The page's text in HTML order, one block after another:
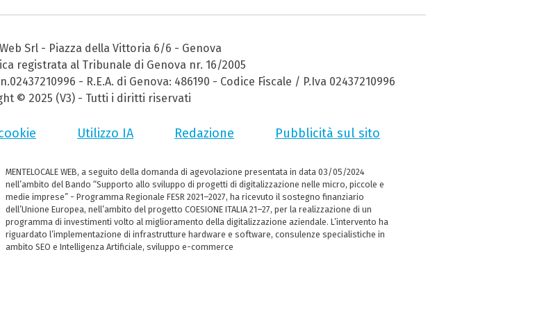
Srl - Piazza della Vittoria 6/6 - Genova
registrata al Tribunale di Genova nr. 16/2005
- R.E.A. di Genova: 486190 - Codice Fiscale / P.Iva 02437210996
© 2025 (V3) - Tutti i diritti riservati
Utilizzo IA Redazione Pubblicità sul sito
MENTELOCALE WEB, a seguito della domanda di agevolazione presentata in data 03/05/2024
nell’ambito del Bando “Supporto allo sviluppo di progetti di digitalizzazione nelle micro, piccole e
medie imprese” - Programma Regionale FESR 2021–2027, ha ricevuto il sostegno finanziario
dell’Unione Europea, nell’ambito del progetto COESIONE ITALIA 21–27, per la realizzazione di un
programma di investimenti volto al miglioramento della digitalizzazione aziendale. L’intervento ha
riguardato l’implementazione di infrastrutture hardware e software, consulenze specialistiche in
ambito SEO e Intelligenza Artificiale, sviluppo e-commerce